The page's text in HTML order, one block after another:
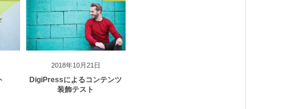
2018年10月21日
DigiPressによるコンテンツ
装飾テスト